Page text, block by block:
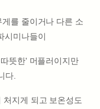
를 줄이거나 다른 소
시미나들이
뜻한' 머플러이지만
다.
지게 되고 보온성도